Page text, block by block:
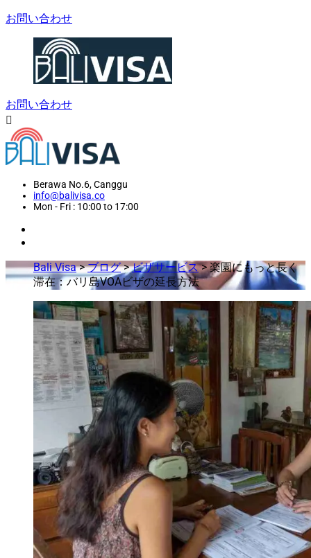
お問い合わせ
お問い合わせ
Berawa No.6, Canggu
info@balivisa.co
Mon - Fri : 10:00 to 17:00
Bali Visa>ブログ>ビザサービス>楽園にもっと長く
滞在：バリ島VOAビザの延長方法